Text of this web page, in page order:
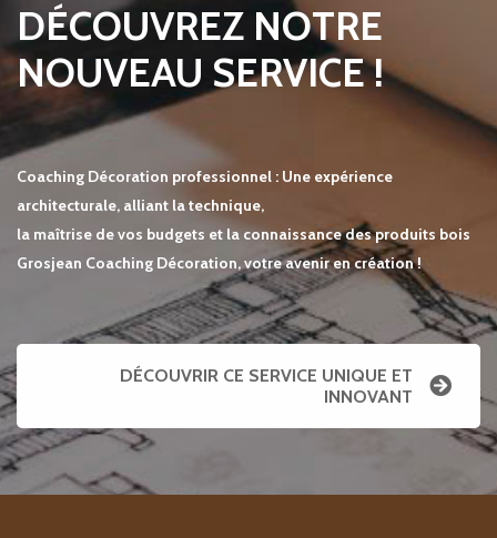
DÉCOUVREZ NOTRE
NOUVEAU SERVICE !
Coaching Décoration professionnel : Une expérience
architecturale, alliant la technique,
la maîtrise de vos budgets et la connaissance des produits bois
Grosjean Coaching Décoration, votre avenir en création !
DÉCOUVRIR CE SERVICE UNIQUE ET
INNOVANT